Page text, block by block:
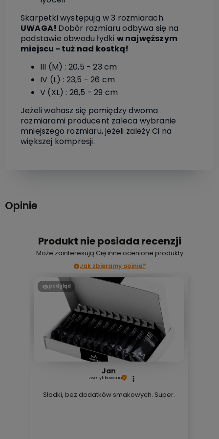
Skarpetki występują w 3 rozmiarach.
UWAGA! Dobór rozmiaru odbywa się na
podstawie obwodu łydki w najwęższym
miejscu - tuż nad kostką!
III (M) : 20,5 - 23 cm
IV (L) : 23,5 - 26 cm
V (XL) : 26,5 - 29 cm
Jeżeli wahasz się pomiędzy dwoma
rozmiarami producent zaleca wybranie
mniejszego rozmiaru, jeżeli zależy Ci na
większej kompresji.
Opinie
Produkt nie posiada recenzji
Może zainteresują Cię inne ocenione produkty
Jak zbieramy opinie?
podgląd
Jan
zweryfikowano
Słodki, bez dodatków smakowych. Super.